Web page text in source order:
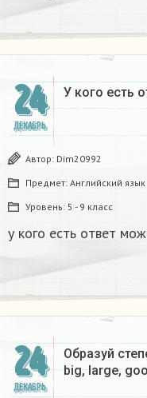
24
ДЕКАБРЬ
У кого есть
Автор: Dim20992
Предмет: Английский язык
Уровень: 5 - 9 класс
у кого есть ответ
24
ДЕКАБРЬ
Образуй
big, large,